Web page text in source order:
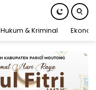
Hukum & Kriminal